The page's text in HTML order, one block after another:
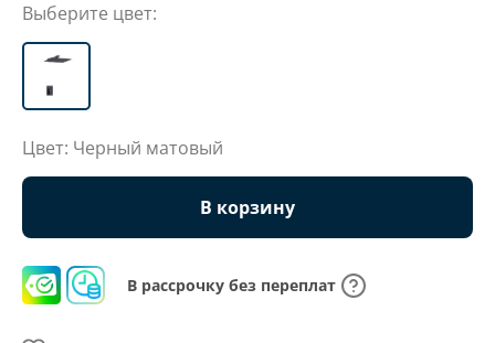
Выберите цвет:
Цвет: Черный матовый
В корзину
В рассрочку без переплат